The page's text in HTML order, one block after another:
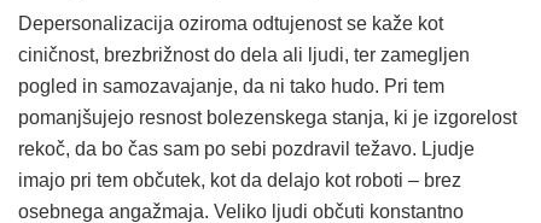
Depersonalizacija oziroma odtujenost se kaže kot
ciničnost, brezbrižnost do dela ali ljudi, ter zamegljen
pogled in samozavajanje, da ni tako hudo. Pri tem
pomanjšujejo resnost bolezenskega stanja, ki je izgorelost
rekoč, da bo čas sam po sebi pozdravil težavo. Ljudje
imajo pri tem občutek, kot da delajo kot roboti – brez
osebnega angažmaja. Veliko ljudi občuti konstantno